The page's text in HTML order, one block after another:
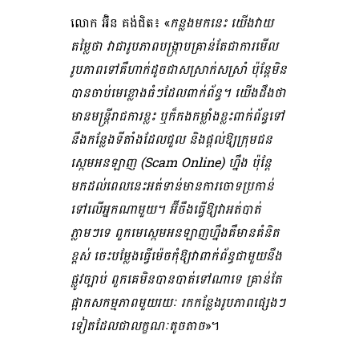
លោក អ៊ិន គង់ជិត៖ «កន្លង​មក​នេះ យើង​វាយ
តម្លៃ​ថា វា​ជា​រូបភាព​បង្ក្រាប​គ្រាន់តែ​ជា​ការ​មើល
រូប​ភាព​ទៅ​គឺ​ហាក់ដូចជា​សស្រាក់សស្រាំ ប៉ុន្តែ​មិន
បាន​ចាប់​មេខ្លោង​ធំៗ​ដែល​ពាក់ព័ន្ធ​។ យើង​ដឹង​ថា
មាន​មន្ត្រីរាជការ​ខ្លះ ឬក៏​កងកម្លាំង​ខ្លះ​ពាក់ព័ន្ធ​ទៅ​
នឹង​កន្លែង​ទីតាំង​ដែល​ជួល និង​ផ្ដល់​ឱ្យ​ក្រុមជន​
ស្កេម​អន​ឡាញ (Scam Online) ហ្នឹង ប៉ុន្តែ​
មកដល់ពេលនេះ​អត់​ទាន់​មានការ​ចោទប្រកាន់​
ទៅលើ​អ្នក​ណាមួយ​។ អ៊ីចឹង​ធ្វើ​ឱ្យ​វា​អត់​បាត់​
ភ្លាមៗ​ទេ ពួក​មេ​ស្កេម​អន​ឡាញ​ហ្នឹង​គឺ​មាន​គំនិត​
ខ្ពស់ ចេះ​បម្លែង​ធ្វើ​ម៉េច​កុំឱ្យ​វា​ពាក់ព័ន្ធ​ជាមួយនឹង​
ផ្លូវច្បាប់ ពួកគេ​មិន​បាន​បាត់​ទៅណា​ទេ គ្រាន់តែ​
ផ្អាក​សកម្មភាព​មួយរយៈ រក​កន្លែង​រូបភាព​ផ្សេងៗ​
ទៀត​ដែល​ជា​លក្ខណៈ​តូចតាច»។